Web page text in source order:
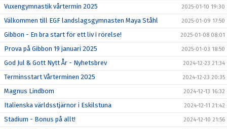
Vuxengymnastik vårtermin 2025 2025-01-10 19:30
Välkommen till EGF landslagsgymnasten Maya Ståhl 2025-01-09 17:50
Gibbon - En bra start för ett liv i rörelse! 2025-01-08 08:01
Prova på Gibbon 19 januari 2025 2025-01-03 18:50
God Jul & Gott Nytt År - Nyhetsbrev 2024-12-23 21:34
Terminsstart Vårterminen 2025 2024-12-23 20:35
Magnus Lindbom 2024-12-13 16:32
Italienska världsstjärnor i Eskilstuna 2024-12-11 21:42
Stadium - Bonus på allt! 2024-12-10 21:56